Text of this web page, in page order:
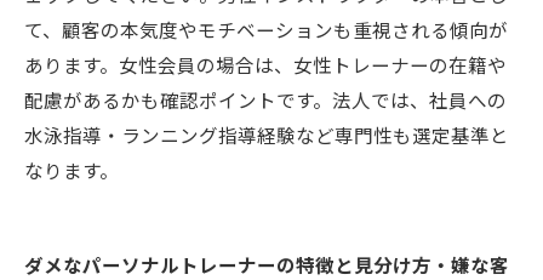
て、顧客の本気度やモチベーションも重視される傾向が
あります。女性会員の場合は、女性トレーナーの在籍や
配慮があるかも確認ポイントです。法人では、社員への
水泳指導・ランニング指導経験など専門性も選定基準と
なります。
ダメなパーソナルトレーナーの特徴と見分け方・嫌な客